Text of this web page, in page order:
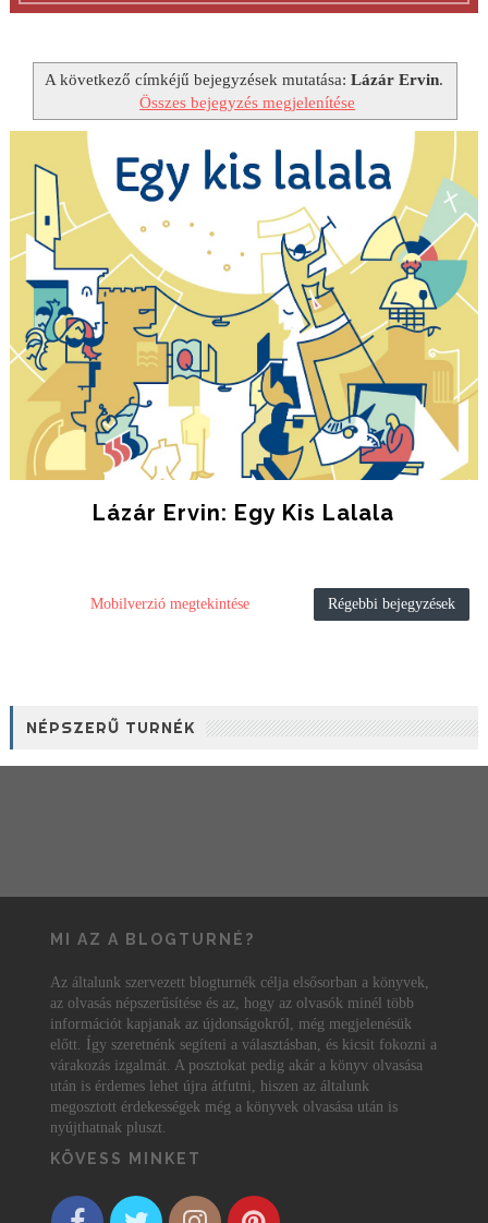
A következő címkéjű bejegyzések mutatása: Lázár Ervin.
Összes bejegyzés megjelenítése
Lázár Ervin: Egy Kis Lalala
Régebbi bejegyzések
Mobilverzió megtekintése
NÉPSZERŰ TURNÉK
MI AZ A BLOGTURNÉ?
Az általunk szervezett blogturnék célja elsősorban a könyvek,
az olvasás népszerűsítése és az, hogy az olvasók minél több
információt kapjanak az újdonságokról, még megjelenésük
előtt. Így szeretnénk segíteni a választásban, és kicsit fokozni a
várakozás izgalmát. A posztokat pedig akár a könyv olvasása
után is érdemes lehet újra átfutni, hiszen az általunk
megosztott érdekességek még a könyvek olvasása után is
nyújthatnak pluszt.
KÖVESS MINKET